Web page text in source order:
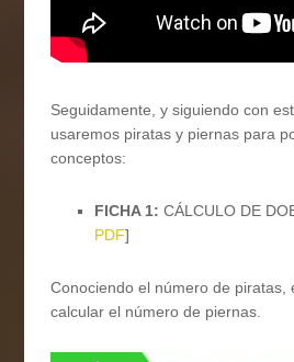
Seguidamente, y siguiendo con
usaremos piratas y piernas para
conceptos:
FICHA 1: CÁLCULO DE
PDF]
Conociendo el número de piratas,
calcular el número de piernas.